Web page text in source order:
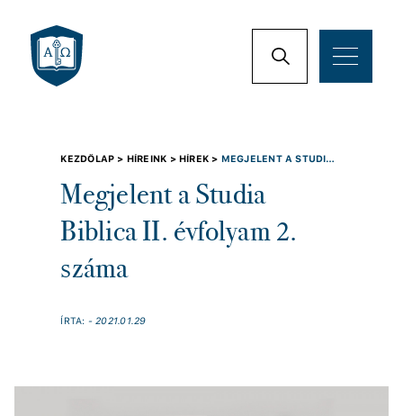
KEZDŐLAP > HÍREINK >HÍREK > MEGJELENT A STUDIA
Megjelent a Studia
Biblica II. évfolyam 2.
száma
ÍRTA: - 2021.01.29